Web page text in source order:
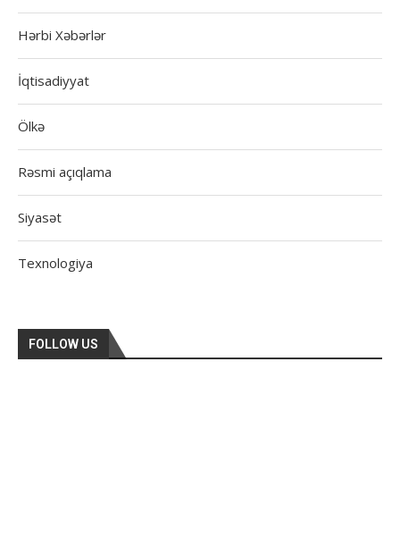
Hərbi Xəbərlər
İqtisadiyyat
Ölkə
Rəsmi açıqlama
Siyasət
Texnologiya
FOLLOW US